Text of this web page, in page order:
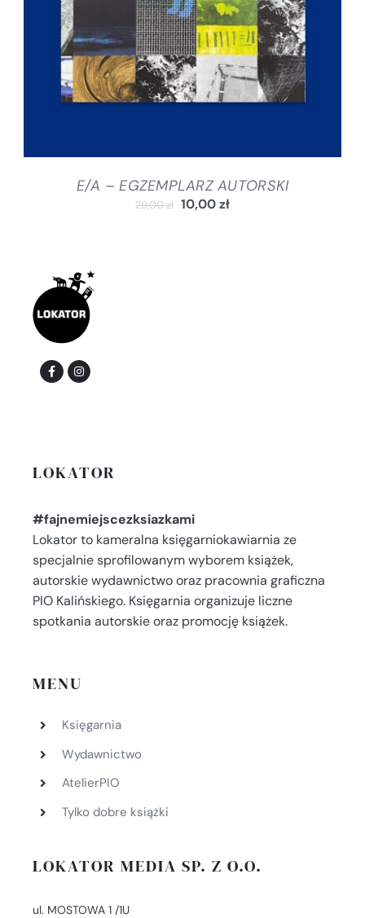
E/A – EGZEMPLARZ AUTORSKI
29,00zł 10,00zł
LOKATOR
#fajnemiejscezksiazkami
Lokator to kameralna księgarniokawiarnia ze
specjalnie sprofilowanym wyborem książek,
autorskie wydawnictwo oraz pracownia graficzna
PIO Kalińskiego. Księgarnia organizuje liczne
spotkania autorskie oraz promocję książek.
MENU
Księgarnia
Wydawnictwo
AtelierPIO
Tylko dobre książki
LOKATOR MEDIA SP. Z O.O.
ul. MOSTOWA 1 /1U